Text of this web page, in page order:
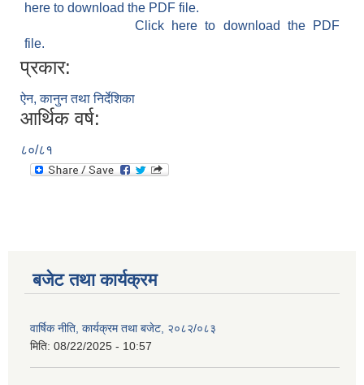
here to download the PDF file.
Click here to download the PDF
file.
प्रकार:
ऐन, कानुन तथा निर्देशिका
आर्थिक वर्ष:
८०/८१
बजेट तथा कार्यक्रम
वार्षिक नीति, कार्यक्रम तथा बजेट, २०८२/०८३
मिति: 08/22/2025 - 10:57